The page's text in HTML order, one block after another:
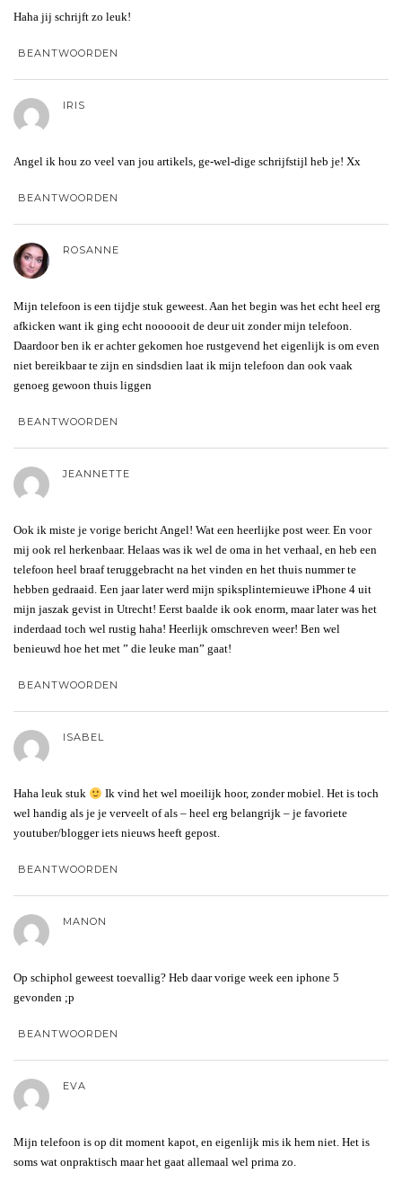
Haha jij schrijft zo leuk!
BEANTWOORDEN
IRIS
Angel ik hou zo veel van jou artikels, ge-wel-dige schrijfstijl heb je! Xx
BEANTWOORDEN
ROSANNE
Mijn telefoon is een tijdje stuk geweest. Aan het begin was het echt heel erg
afkicken want ik ging echt noooooit de deur uit zonder mijn telefoon.
Daardoor ben ik er achter gekomen hoe rustgevend het eigenlijk is om even
niet bereikbaar te zijn en sindsdien laat ik mijn telefoon dan ook vaak
genoeg gewoon thuis liggen
BEANTWOORDEN
JEANNETTE
Ook ik miste je vorige bericht Angel! Wat een heerlijke post weer. En voor
mij ook rel herkenbaar. Helaas was ik wel de oma in het verhaal, en heb een
telefoon heel braaf teruggebracht na het vinden en het thuis nummer te
hebben gedraaid. Een jaar later werd mijn spiksplinternieuwe iPhone 4 uit
mijn jaszak gevist in Utrecht! Eerst baalde ik ook enorm, maar later was het
inderdaad toch wel rustig haha! Heerlijk omschreven weer! Ben wel
benieuwd hoe het met ” die leuke man” gaat!
BEANTWOORDEN
ISABEL
Haha leuk stuk
Ik vind het wel moeilijk hoor, zonder mobiel. Het is toch
wel handig als je je verveelt of als – heel erg belangrijk – je favoriete
youtuber/blogger iets nieuws heeft gepost.
BEANTWOORDEN
MANON
Op schiphol geweest toevallig? Heb daar vorige week een iphone 5
gevonden ;p
BEANTWOORDEN
EVA
Mijn telefoon is op dit moment kapot, en eigenlijk mis ik hem niet. Het is
soms wat onpraktisch maar het gaat allemaal wel prima zo.